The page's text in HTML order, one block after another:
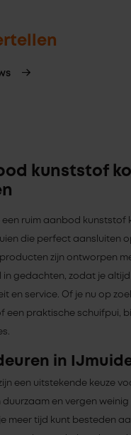
kunststof
een ruim aanbod kunststof
die perfect aansluiten
producten zijn ontworpen
gedachten, zodat je altijd
en service. Of je nu op
een praktische schuifpui,
in
een uitstekende keuze
duurzaam en vergen weinig
meer tijd kunt besteden